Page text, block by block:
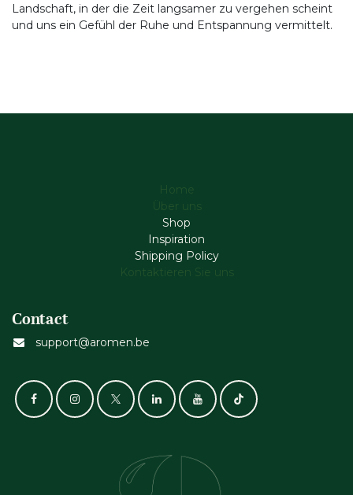
Landschaft, in der die Zeit langsamer zu vergehen scheint
und uns ein Gefühl der Ruhe und Entspannung vermittelt.
Home
Über uns
Shop
Inspiration
Shipping Policy
Kontaktieren Sie uns
Contact
support@aromen.be